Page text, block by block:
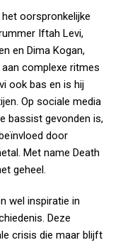
het oorspronkelijke
Iftah Levi,
en Dima Kogan,
complexe ritmes
ook bas en is hij
Op sociale media
bassist gevonden is,
door
Met name Death
geheel.
wel inspiratie in
Deze
crisis die maar blijft